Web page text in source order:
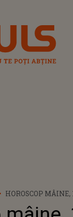
HOROSCOP MÂINE,
SĂGETĂTORII